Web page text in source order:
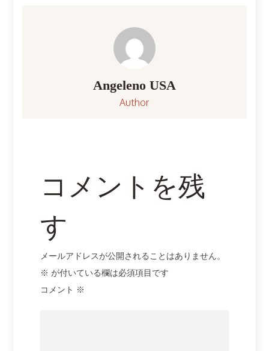
Angeleno USA
Author
コメントを残
す
メールアドレスが公開されることはありません。
※ が付いている欄は必須項目です
コメント ※